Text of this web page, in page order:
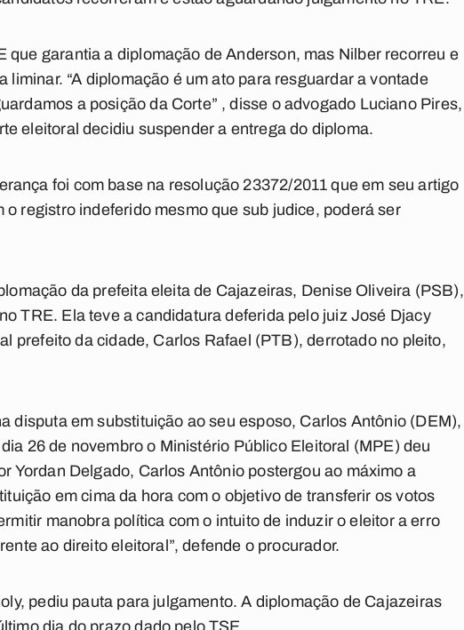
que garantia a diplomação de Anderson, mas Nilber recorreu e
“A diplomação é um ato para resguardar a vontade
a posição da Corte” , disse o advogado Luciano Pires,
eleitoral decidiu suspender a entrega do diploma.
foi com base na resolução 23372/2011 que em seu artigo
registro indeferido mesmo que sub judice, poderá ser
da prefeita eleita de Cajazeiras, Denise Oliveira (PSB),
TRE. Ela teve a candidatura deferida pelo juiz José Djacy
prefeito da cidade, Carlos Rafael (PTB), derrotado no pleito,
disputa em substituição ao seu esposo, Carlos Antônio (DEM),
26 de novembro o Ministério Público Eleitoral (MPE) deu
Yordan Delgado, Carlos Antônio postergou ao máximo a
em cima da hora com o objetivo de transferir os votos
manobra política com o intuito de induzir o eleitor a erro
ao direito eleitoral”, defende o procurador.
pediu pauta para julgamento. A diplomação de Cajazeiras
dia do prazo dado pelo TSE.